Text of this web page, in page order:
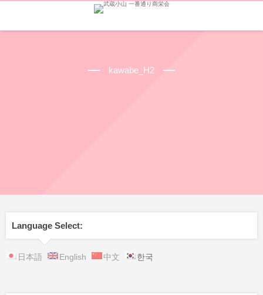
kawabe_H2
Language Select:
日本語 English 中文 한국